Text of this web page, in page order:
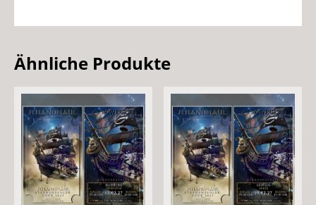
Ähnliche Produkte